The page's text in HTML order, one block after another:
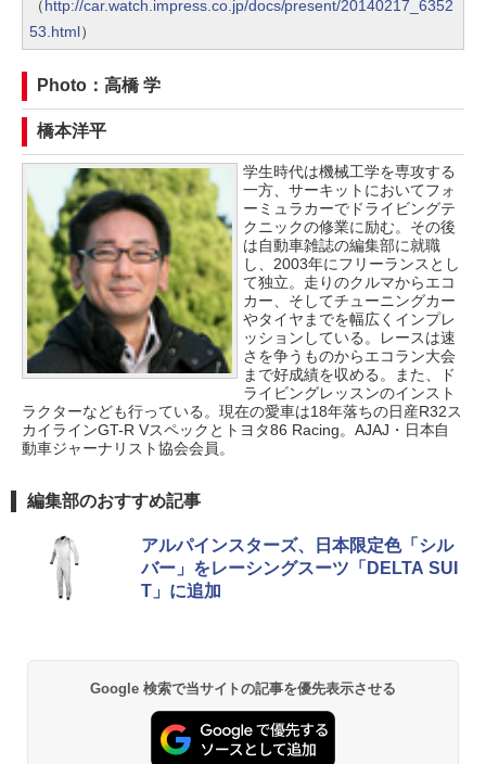
（ http://car.watch.impress.co.jp/docs/present/20140217_6352
53.html）
Photo：高橋 学
橋本洋平
学生時代は機械工学を専攻する
一方、サーキットにおいてフォ
ーミュラカーでドライビングテ
クニックの修業に励む。その後
は自動車雑誌の編集部に就職
し、2003年にフリーランスとし
て独立。走りのクルマからエコ
カー、そしてチューニングカー
やタイヤまでを幅広くインプレ
ッションしている。レースは速
さを争うものからエコラン大会
まで好成績を収める。また、ド
ライビングレッスンのインスト
ラクターなども行っている。現在の愛車は18年落ちの日産R32ス
カイラインGT-R Vスペックとトヨタ86 Racing。AJAJ・日本自
動車ジャーナリスト協会会員。
編集部のおすすめ記事
アルパインスターズ、日本限定色「シル
バー」をレーシングスーツ「DELTA SUI
T」に追加
Google 検索で当サイトの記事を優先表示させる